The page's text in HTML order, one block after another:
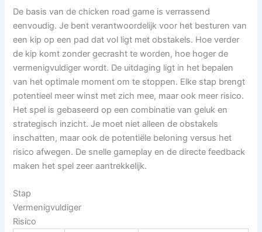
De basis van de chicken road game is verrassend
eenvoudig. Je bent verantwoordelijk voor het besturen van
een kip op een pad dat vol ligt met obstakels. Hoe verder
de kip komt zonder gecrasht te worden, hoe hoger de
vermenigvuldiger wordt. De uitdaging ligt in het bepalen
van het optimale moment om te stoppen. Elke stap brengt
potentieel meer winst met zich mee, maar ook meer risico.
Het spel is gebaseerd op een combinatie van geluk en
strategisch inzicht. Je moet niet alleen de obstakels
inschatten, maar ook de potentiële beloning versus het
risico afwegen. De snelle gameplay en de directe feedback
maken het spel zeer aantrekkelijk.
Stap
Vermenigvuldiger
Risico